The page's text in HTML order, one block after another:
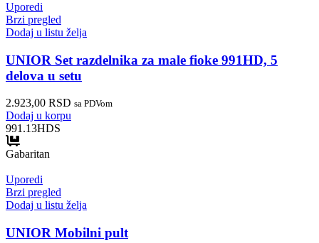
Uporedi
Brzi pregled
Dodaj u listu želja
UNIOR Set razdelnika za male fioke 991HD, 5
delova u setu
2.923,00 RSD sa PDVom
Dodaj u korpu
991.13HDS
Gabaritan
Uporedi
Brzi pregled
Dodaj u listu želja
UNIOR Mobilni pult